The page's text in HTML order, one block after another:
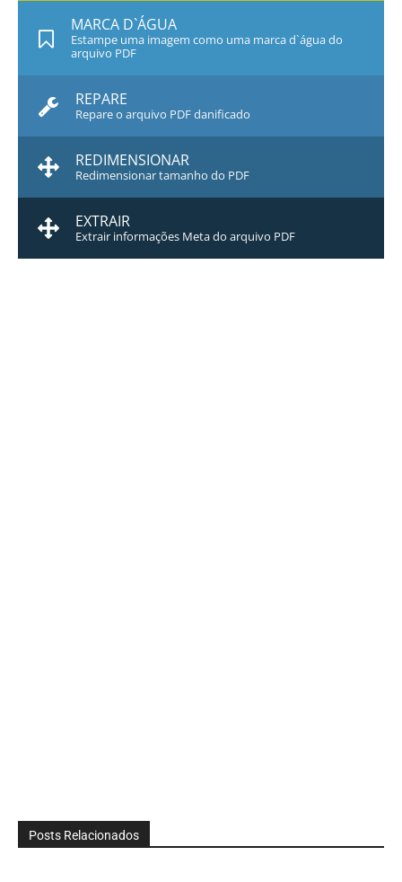
MARCA D`ÁGUA
Estampe uma imagem como uma marca d`água do
arquivo PDF
REPARE
Repare o arquivo PDF danificado
REDIMENSIONAR
Redimensionar tamanho do PDF
EXTRAIR
Extrair informações Meta do arquivo PDF
Posts Relacionados